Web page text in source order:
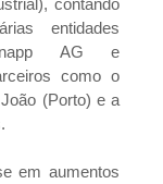
entidades
AG e
como o
(Porto) e a
em aumentos